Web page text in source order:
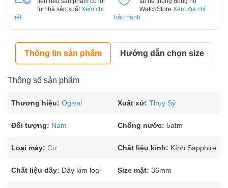
từ nhà sản xuất. Xem chi
tiết
WatchStore Xem địa chỉ
bảo hành
Thông tin sản phẩm Hướng dẫn chọn size
Thông số sản phẩm
Thương hiệu: Ogival Xuất xứ: Thụy Sỹ
Đối tượng: Nam Chống nước: 5atm
Loại máy: Cơ Chất liệu kính: Kính Sapphire
Chất liệu dây: Dây kim loại Size mặt: 36mm